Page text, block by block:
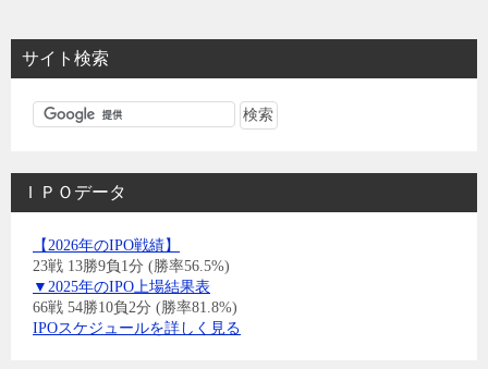
サイト検索
ＩＰＯデータ
【2026年のIPO戦績】
23戦 13勝9負1分 (勝率56.5%)
▼2025年のIPO上場結果表
66戦 54勝10負2分 (勝率81.8%)
IPOスケジュールを詳しく見る